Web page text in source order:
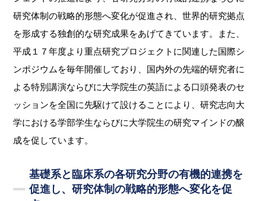
研究体制の戦略的形態へ変化が促進され、世界的研究拠点
を形成する独創的な研究成果をあげてきています。また、
平成１７年度より重点研究プロジェクトに関連した国際シ
ンポジウムを毎年開催しており、国内外の先端的研究者に
よる特別講演ならびに大学院生の英語による口頭発表のセ
ッションを全国に先駆けて設けることにより、研究志向大
学における学部学生ならびに大学院生の研究マインドの醸
成を促しています。
基礎系と臨床系の各研究分野の有機的連携を
促進し、研究体制の戦略的形態へ変化を促